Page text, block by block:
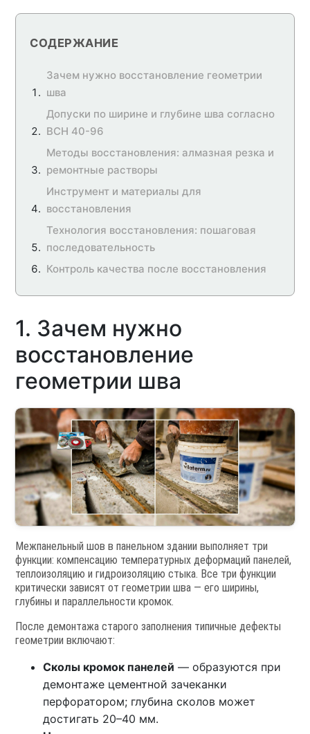
СОДЕРЖАНИЕ
Зачем нужно восстановление геометрии
шва
Допуски по ширине и глубине шва согласно
ВСН 40-96
Методы восстановления: алмазная резка и
ремонтные растворы
Инструмент и материалы для
восстановления
Технология восстановления: пошаговая
последовательность
Контроль качества после восстановления
1. Зачем нужно
восстановление
геометрии шва
Межпанельный шов в панельном здании выполняет три
функции: компенсацию температурных деформаций панелей,
теплоизоляцию и гидроизоляцию стыка. Все три функции
критически зависят от геометрии шва — его ширины,
глубины и параллельности кромок.
После демонтажа старого заполнения типичные дефекты
геометрии включают:
Сколы кромок панелей — образуются при
демонтаже цементной зачеканки
перфоратором; глубина сколов может
достигать 20–40 мм.